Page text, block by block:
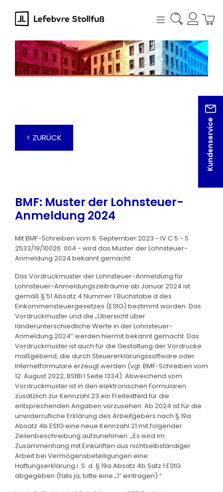
springen
Kundenservice
< ZURÜCK
BMF: Muster der Lohnsteuer-
Anmeldung 2024
Mit BMF-Schreiben vom 6. September 2023 - IV C 5 - S
2533/19/10026 :004 - wird das Muster der Lohnsteuer-
Anmeldung 2024 bekannt gemacht.
Das Vordruckmuster der Lohnsteuer-Anmeldung für
Lohnsteuer-Anmeldungszeiträume ab Januar 2024 ist
gemäß § 51 Absatz 4 Nummer 1 Buchstabe d des
Einkommensteuergesetzes (EStG) bestimmt worden. Das
Vordruckmuster und die „Übersicht über
länderunterschiedliche Werte in der Lohnsteuer-
Anmeldung 2024“ werden hiermit bekannt gemacht. Das
Vordruckmuster ist auch für die Gestaltung der Vordrucke
maßgebend, die durch Steuererklärungssoftware oder
Internetformulare erzeugt werden (vgl. BMF-Schreiben vom
12. August 2022, BStBl I Seite 1334). Abweichend vom
Vordruckmuster ist in den elektronischen Formularen
zusätzlich zur Kennzahl 23 ein Freitextfeld für die
entsprechenden Angaben vorzusehen. Ab 2024 ist für die
unwiderrufliche Erklärung des Arbeitgebers nach § 19a
Absatz 4b EStG eine neue Kennzahl 21 mit folgender
Zeilenbeschreibung aufzunehmen: „Es wird im
Zusammenhang mit Einkünften aus nichtselbständiger
Arbeit bei Vermögensbeteiligungen eine
Haftungserklärung i. S. d. § 19a Absatz 4b Satz 1 EStG
abgegeben (falls ja, bitte eine „1“ eintragen).“